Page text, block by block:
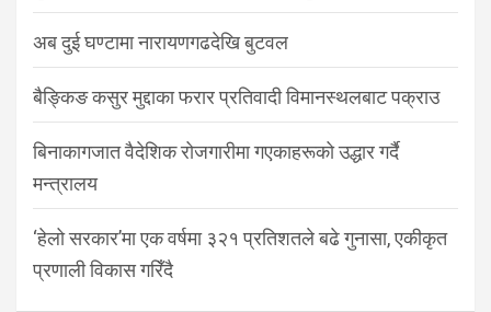
अब दुई घण्टामा नारायणगढदेखि बुटवल
बैङ्किङ कसुर मुद्दाका फरार प्रतिवादी विमानस्थलबाट पक्राउ
बिनाकागजात वैदेशिक रोजगारीमा गएकाहरूको उद्धार गर्दै
मन्त्रालय
‘हेलो सरकार’मा एक वर्षमा ३२१ प्रतिशतले बढे गुनासा, एकीकृत
प्रणाली विकास गरिँदै